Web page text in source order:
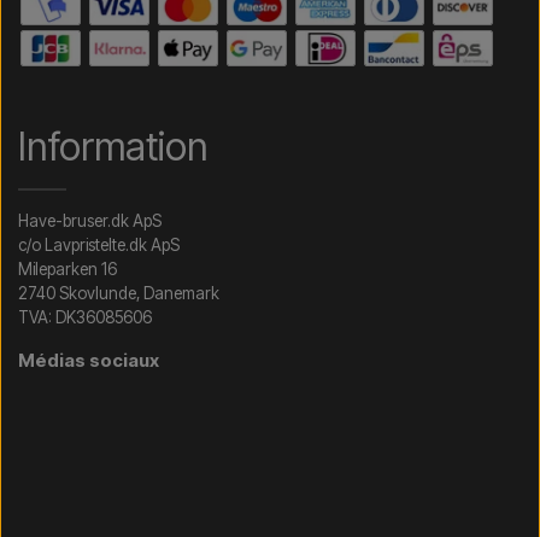
Information
Have-bruser.dk ApS
c/o Lavpristelte.dk ApS
Mileparken 16
2740 Skovlunde, Danemark
TVA: DK36085606
Médias sociaux